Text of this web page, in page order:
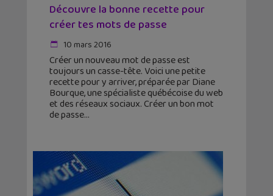
Découvre la bonne recette pour
créer tes mots de passe
10 mars 2016
Créer un nouveau mot de passe est
toujours un casse-tête. Voici une petite
recette pour y arriver, préparée par Diane
Bourque, une spécialiste québécoise du web
et des réseaux sociaux. Créer un bon mot
de passe